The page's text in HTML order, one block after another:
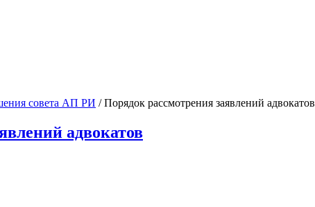
совета АП РИ /Порядок рассмотрения заявлений адвокатов
адвокатов